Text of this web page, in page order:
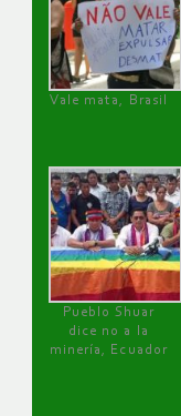
Vale mata, Brasil
Pueblo Shuar
dice no a la
minería, Ecuador